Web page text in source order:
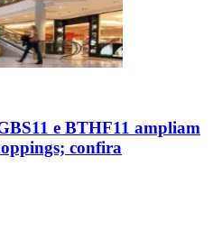
e BTHF11 ampliam
confira